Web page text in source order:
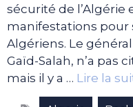
sécurité de l’Algérie
manifestations pour
Algériens. Le
Gaïd-Salah, n’a pas
mais il y a … Lire la